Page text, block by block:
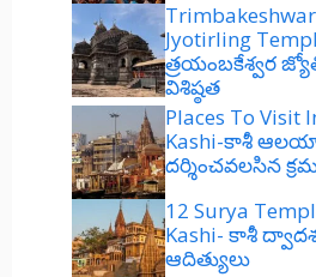
Trimbakeshwar
Jyotirling
త్రయంబకేశ్వర
విశిష్ఠత
Places To Visit
Kashi-కాశీ
దర్శించవలసిన
12 Surya
Kashi- కాశీ
ఆదిత్యులు